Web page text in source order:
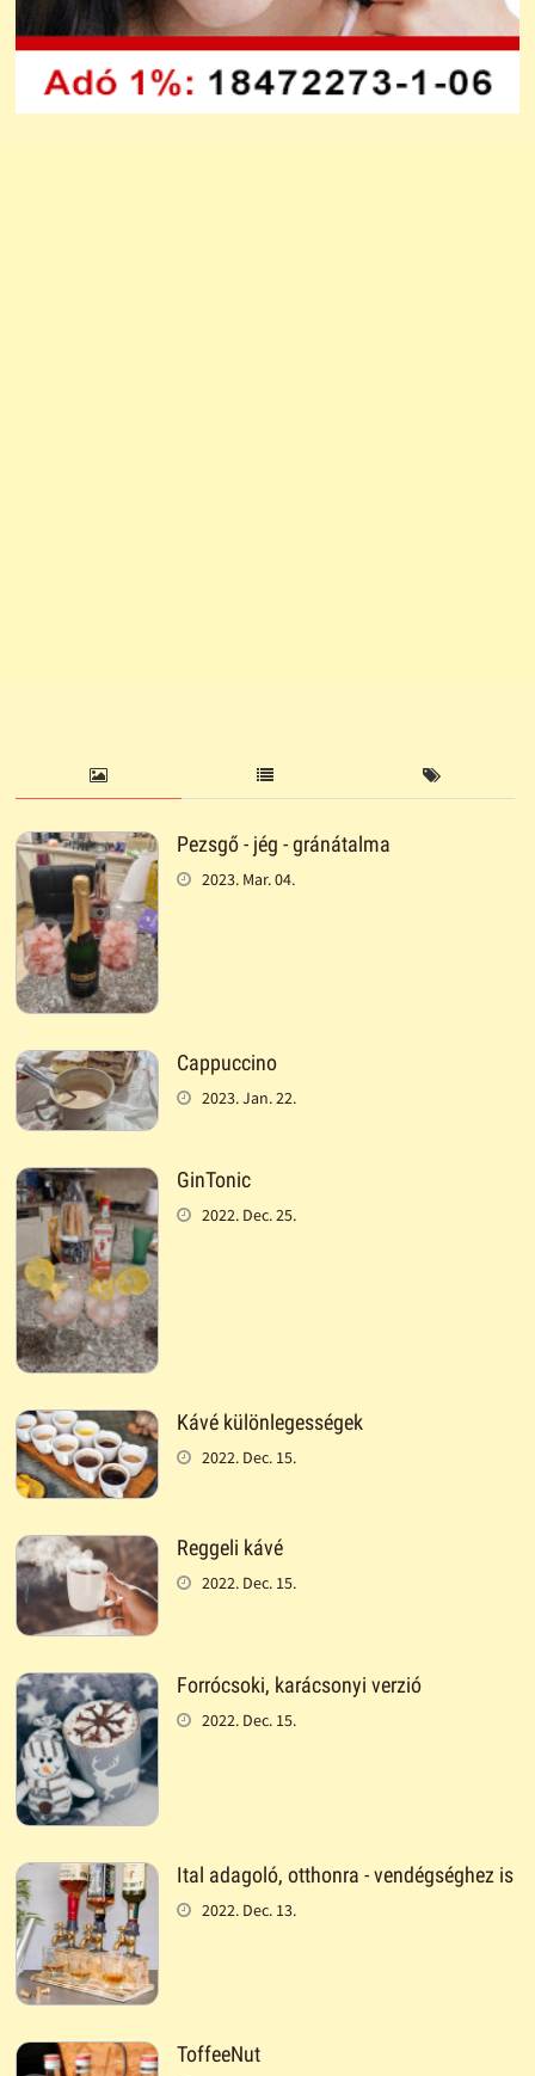
Pezsgő - jég - gránátalma
2023. Mar. 04.
Cappuccino
2023. Jan. 22.
GinTonic
2022. Dec. 25.
Kávé különlegességek
2022. Dec. 15.
Reggeli kávé
2022. Dec. 15.
Forrócsoki, karácsonyi verzió
2022. Dec. 15.
Ital adagoló, otthonra - vendégséghez is
2022. Dec. 13.
ToffeeNut